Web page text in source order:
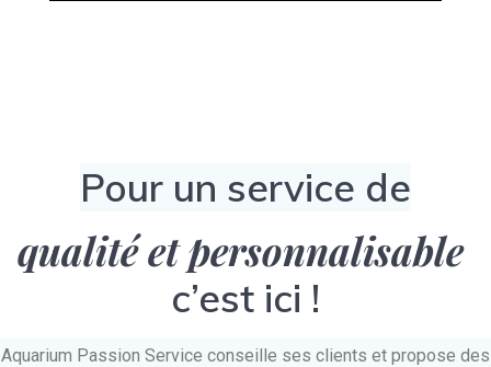
Pour un service de
qualité et personnalisable
c’est ici !
Aquarium Passion Service conseille ses clients et propose des